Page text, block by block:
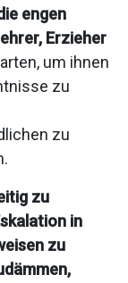
engen
Erzieher
um ihnen
zu
zu
zu
in
zu